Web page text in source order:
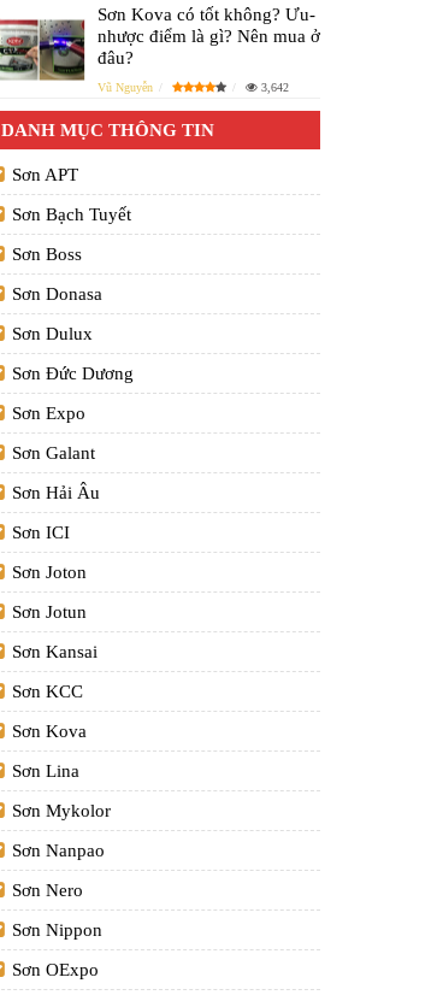
Sơn Kova có tốt không? Ưu-
nhược điểm là gì? Nên mua ở
đâu?
Vũ Nguyễn 3,642
DANH MỤC THÔNG TIN
Sơn APT
Sơn Bạch Tuyết
Sơn Boss
Sơn Donasa
Sơn Dulux
Sơn Đức Dương
Sơn Expo
Sơn Galant
Sơn Hải Âu
Sơn ICI
Sơn Joton
Sơn Jotun
Sơn Kansai
Sơn KCC
Sơn Kova
Sơn Lina
Sơn Mykolor
Sơn Nanpao
Sơn Nero
Sơn Nippon
Sơn OExpo